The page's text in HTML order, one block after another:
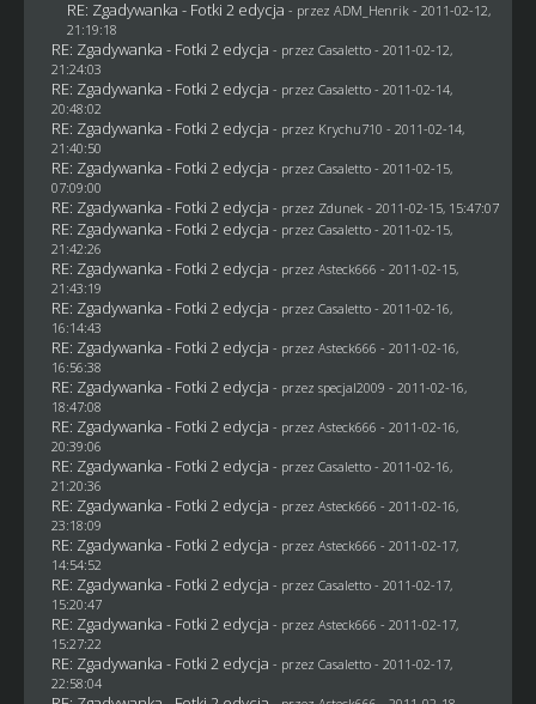
RE: Zgadywanka - Fotki 2 edycja - przez ADM_Henrik - 2011-02-12,
21:19:18
RE: Zgadywanka - Fotki 2 edycja - przez Casaletto- 2011-02-12,
21:24:03
RE: Zgadywanka - Fotki 2 edycja - przez Casaletto- 2011-02-14,
20:48:02
RE: Zgadywanka - Fotki 2 edycja - przez Krychu710 - 2011-02-14,
21:40:50
RE: Zgadywanka - Fotki 2 edycja - przez Casaletto- 2011-02-15,
07:09:00
RE: Zgadywanka - Fotki 2 edycja - przez Zdunek - 2011-02-15, 15:47:07
RE: Zgadywanka - Fotki 2 edycja - przez Casaletto- 2011-02-15,
21:42:26
RE: Zgadywanka - Fotki 2 edycja - przez Asteck666 - 2011-02-15,
21:43:19
RE: Zgadywanka - Fotki 2 edycja - przez Casaletto- 2011-02-16,
16:14:43
RE: Zgadywanka - Fotki 2 edycja - przez Asteck666 - 2011-02-16,
16:56:38
RE: Zgadywanka - Fotki 2 edycja - przez specjal2009 - 2011-02-16,
18:47:08
RE: Zgadywanka - Fotki 2 edycja - przez Asteck666 - 2011-02-16,
20:39:06
RE: Zgadywanka - Fotki 2 edycja - przez Casaletto- 2011-02-16,
21:20:36
RE: Zgadywanka - Fotki 2 edycja - przez Asteck666 - 2011-02-16,
23:18:09
RE: Zgadywanka - Fotki 2 edycja - przez Asteck666 - 2011-02-17,
14:54:52
RE: Zgadywanka - Fotki 2 edycja - przez Casaletto- 2011-02-17,
15:20:47
RE: Zgadywanka - Fotki 2 edycja - przez Asteck666 - 2011-02-17,
15:27:22
RE: Zgadywanka - Fotki 2 edycja - przez Casaletto- 2011-02-17,
22:58:04